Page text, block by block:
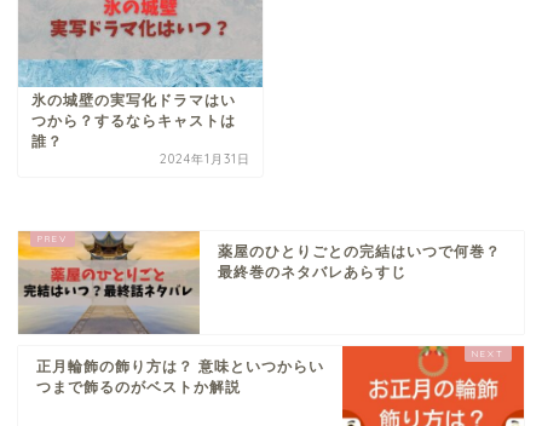
氷の城壁の実写化ドラマはい
つから？するならキャストは
誰？
2024年1月31日
薬屋のひとりごとの完結はいつで何巻？
最終巻のネタバレあらすじ
正月輪飾の飾り方は？ 意味といつからい
つまで飾るのがベストか解説